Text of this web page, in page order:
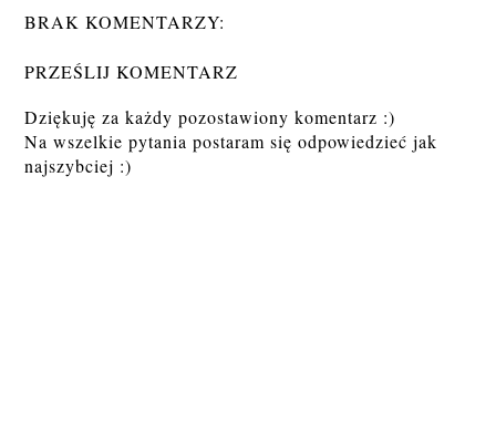
BRAK KOMENTARZY:
PRZEŚLIJ KOMENTARZ
Dziękuję za każdy pozostawiony komentarz :)
Na wszelkie pytania postaram się odpowiedzieć jak
najszybciej :)